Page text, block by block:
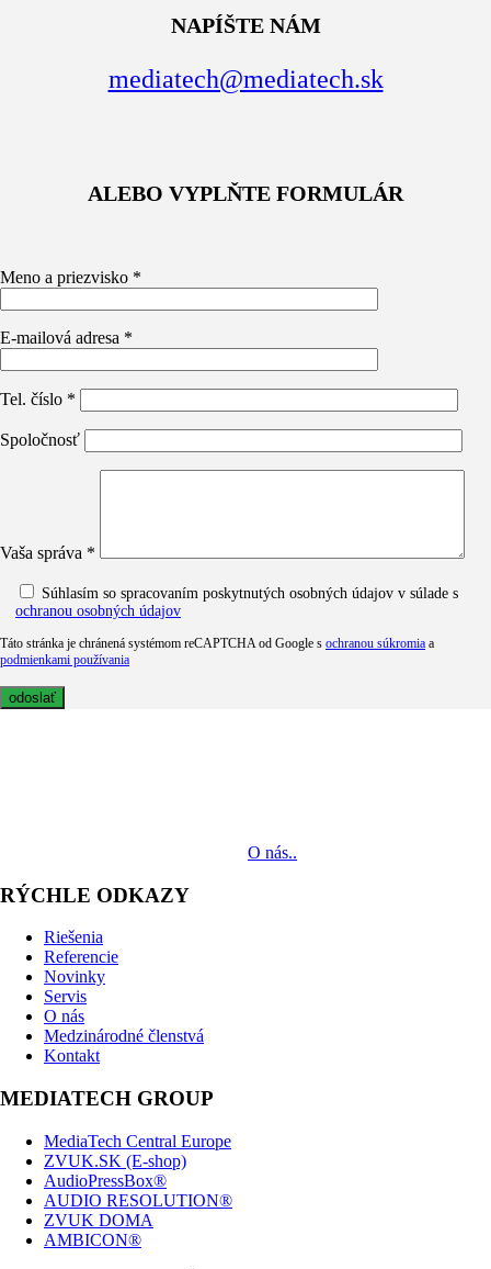
NAPÍŠTE NÁM
mediatech@mediatech.sk
ALEBO VYPLŇTE FORMULÁR
Meno a priezvisko *
E-mailová adresa *
Tel. číslo *
Spoločnosť
Vaša správa *
Súhlasím so spracovaním poskytnutých osobných údajov v súlade s
ochranou osobných údajov
Táto stránka je chránená systémom reCAPTCHA od Google s ochranou súkromia a
podmienkami používania
O nás..
RÝCHLE ODKAZY
Riešenia
Referencie
Novinky
Servis
O nás
Medzinárodné členstvá
Kontakt
MEDIATECH GROUP
MediaTech Central Europe
ZVUK.SK (E-shop)
AudioPressBox®
AUDIO RESOLUTION®
ZVUK DOMA
AMBICON®